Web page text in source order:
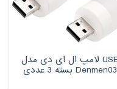
USB لامپ ال ای دی مدل
Denmen03 بسته 3 عددی